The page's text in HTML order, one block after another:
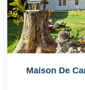
Maison De